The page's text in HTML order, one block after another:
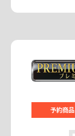
予約商品